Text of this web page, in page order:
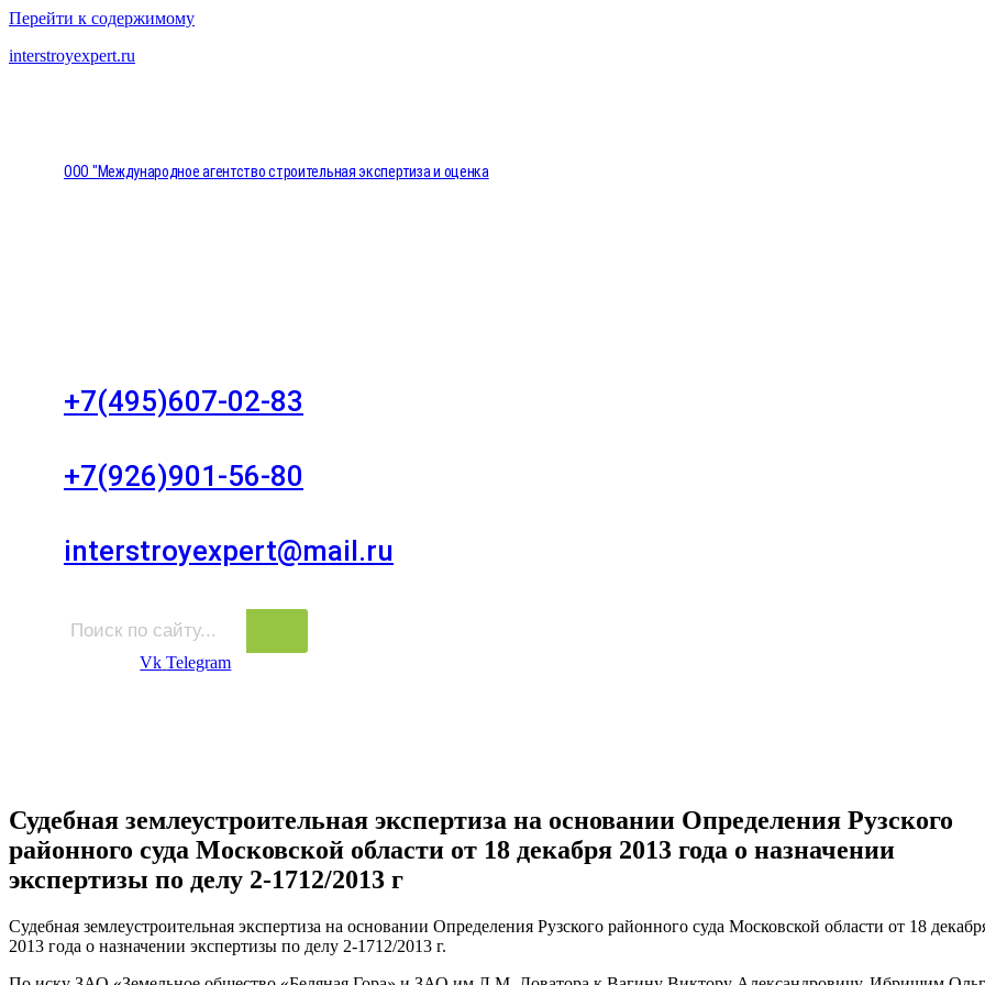
Перейти к содержимому
interstroyexpert.ru
ООО "Международное агентство строительная экспертиза и оценка
+7(495)607-02-83
+7(926)901-56-80
interstroyexpert@mail.ru
Vk Telegram
Судебная землеустроительная экспертиза на основании Определения Рузского
районного суда Московской области от 18 декабря 2013 года о назначении
экспертизы по делу 2-1712/2013 г
Судебная землеустроительная экспертиза на основании Определения Рузского районного суда Московской области от 18
2013 года о назначении экспертизы по делу 2-1712/2013 г.